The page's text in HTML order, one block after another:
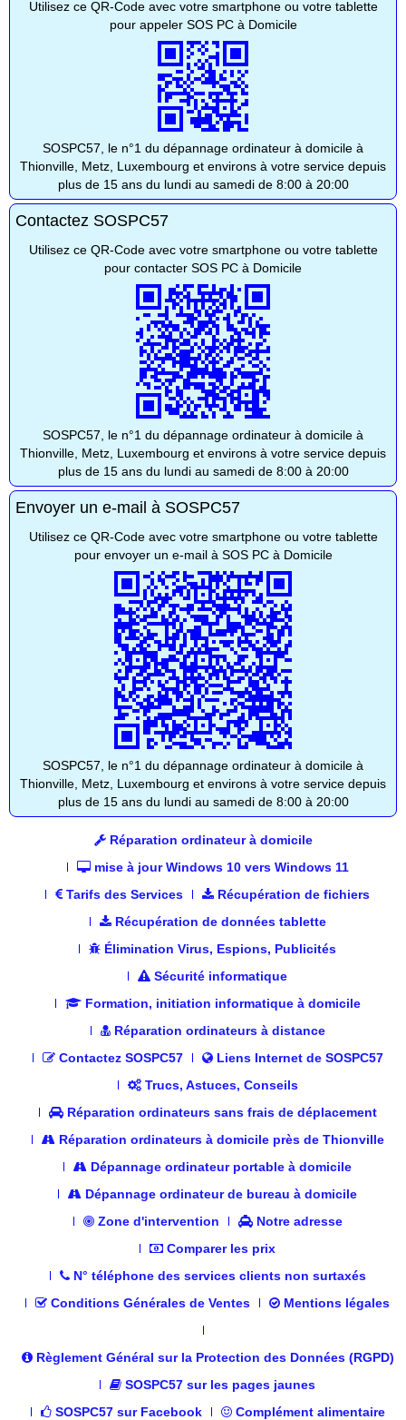
Utilisez ce QR-Code avec votre smartphone ou votre tablette
pour appeler SOS PC à Domicile
SOSPC57, le n°1 du dépannage ordinateur à domicile à
Thionville, Metz, Luxembourg et environs à votre service depuis
plus de 15 ans du lundi au samedi de 8:00 à 20:00
Contactez SOSPC57
Utilisez ce QR-Code avec votre smartphone ou votre tablette
pour contacter SOS PC à Domicile
SOSPC57, le n°1 du dépannage ordinateur à domicile à
Thionville, Metz, Luxembourg et environs à votre service depuis
plus de 15 ans du lundi au samedi de 8:00 à 20:00
Envoyer un e-mail à SOSPC57
Utilisez ce QR-Code avec votre smartphone ou votre tablette
pour envoyer un e-mail à SOS PC à Domicile
SOSPC57, le n°1 du dépannage ordinateur à domicile à
Thionville, Metz, Luxembourg et environs à votre service depuis
plus de 15 ans du lundi au samedi de 8:00 à 20:00
Réparation ordinateur à domicile
mise à jour Windows 10 vers Windows 11
Tarifs des Services
Récupération de fichiers
Récupération de données tablette
Élimination Virus, Espions, Publicités
Sécurité informatique
Formation, initiation informatique à domicile
Réparation ordinateurs à distance
Contactez SOSPC57
Liens Internet de SOSPC57
Trucs, Astuces, Conseils
Réparation ordinateurs sans frais de déplacement
Réparation ordinateurs à domicile près de Thionville
Dépannage ordinateur portable à domicile
Dépannage ordinateur de bureau à domicile
Zone d'intervention
Notre adresse
Comparer les prix
N° téléphone des services clients non surtaxés
Conditions Générales de Ventes
Mentions légales
Règlement Général sur la Protection des Données (RGPD)
SOSPC57 sur les pages jaunes
SOSPC57 sur Facebook
Complément alimentaire